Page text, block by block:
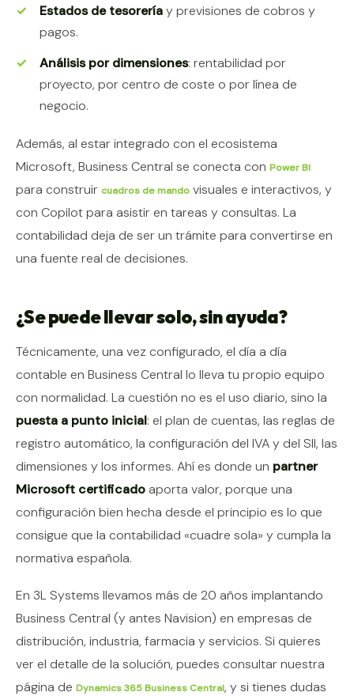
Estados de tesoreríay previsiones de cobros y
pagos.
Análisis por dimensiones: rentabilidad por
proyecto, por centro de coste o por línea de
negocio.
Además, al estar integrado con el ecosistema
Microsoft, Business Central se conecta con Power BI
para construir cuadros de mando visuales e interactivos, y
con Copilot para asistir en tareas y consultas. La
contabilidad deja de ser un trámite para convertirse en
una fuente real de decisiones.
¿Se puede llevar solo, sin ayuda?
Técnicamente, una vez configurado, el día a día
contable en Business Central lo lleva tu propio equipo
con normalidad. La cuestión no es el uso diario, sino la
puesta a punto inicial: el plan de cuentas, las reglas de
registro automático, la configuración del IVA y del SII, las
dimensiones y los informes. Ahí es donde un partner
Microsoft certificadoaporta valor, porque una
configuración bien hecha desde el principio es lo que
consigue que la contabilidad «cuadre sola» y cumpla la
normativa española.
En 3L Systems llevamos más de 20 años implantando
Business Central (y antes Navision) en empresas de
distribución, industria, farmacia y servicios. Si quieres
ver el detalle de la solución, puedes consultar nuestra
página de Dynamics 365 Business Central, y si tienes dudas